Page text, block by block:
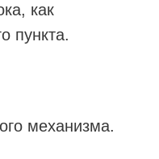
как
пункта.
механизма.